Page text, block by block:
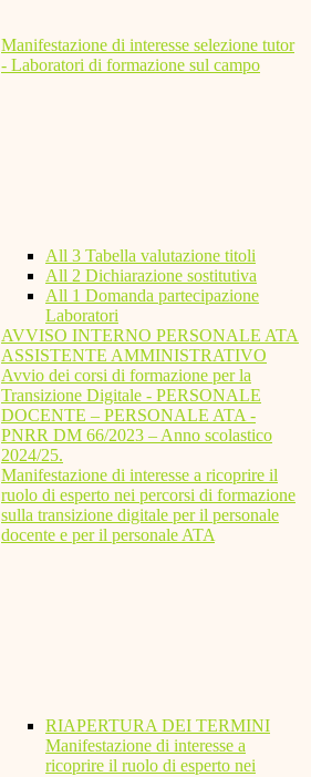
Manifestazione di interesse selezione tutor
- Laboratori di formazione sul campo
All 3 Tabella valutazione titoli
All 2 Dichiarazione sostitutiva
All 1 Domanda partecipazione
Laboratori
AVVISO INTERNO PERSONALE ATA
ASSISTENTE AMMINISTRATIVO
Avvio dei corsi di formazione per la
Transizione Digitale - PERSONALE
DOCENTE – PERSONALE ATA -
PNRR DM 66/2023 – Anno scolastico
2024/25.
Manifestazione di interesse a ricoprire il
ruolo di esperto nei percorsi di formazione
sulla transizione digitale per il personale
docente e per il personale ATA
RIAPERTURA DEI TERMINI
Manifestazione di interesse a
ricoprire il ruolo di esperto nei